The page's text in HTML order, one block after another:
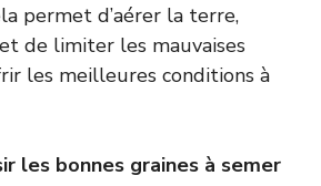
permet d’aérer la terre,
de limiter les mauvaises
les meilleures conditions à
les bonnes graines à semer